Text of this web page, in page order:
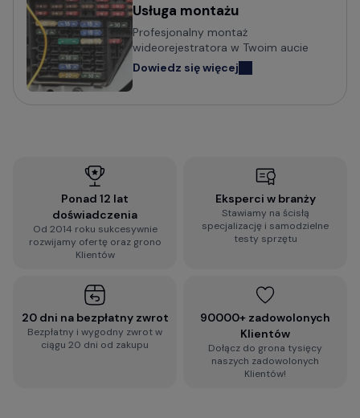
Potrzebujesz porady w wyborze
wideorejestratora?
Sprawdź praktyczny poradnik o tym na co zwrócić
Wypełnij błyskawiczną ankietę i otrzymaj
spersonalizowaną rekomendację dopasowaną do
Twoich wymagań:
2-minutowa ankieta rekomendacji
wideorejestratora
Zobacz więcej porad dotyczących
wideorejestratorów, a także zestaw najczęściej
Usługa montażu
Profesjonalny montaż
wideorejestratora w Twoim aucie
Dowiedz się więcej
Ponad 12 lat
doświadczenia
Od 2014 roku sukcesywnie
rozwijamy ofertę oraz grono
Klientów
Eksperci w branży
Stawiamy na ścisłą
specjalizację i samodzielne
testy sprzętu
20 dni na bezpłatny zwrot
Bezpłatny i wygodny zwrot w
ciągu 20 dni od zakupu
90000+ zadowolonych
Klientów
Dołącz do grona tysięcy
naszych zadowolonych
Klientów!